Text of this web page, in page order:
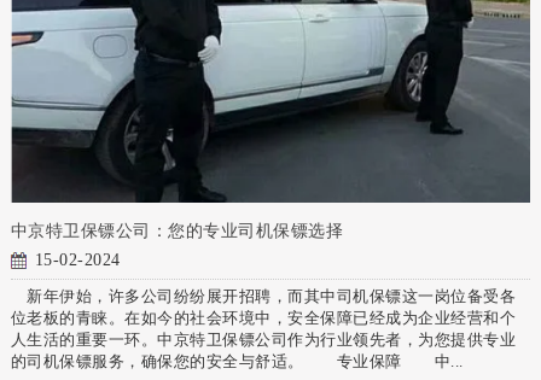
中京特卫保镖公司：您的专业司机保镖选择
15-02-2024
新年伊始，许多公司纷纷展开招聘，而其中司机保镖这一岗位备受各
位老板的青睐。在如今的社会环境中，安全保障已经成为企业经营和个
人生活的重要一环。中京特卫保镖公司作为行业领先者，为您提供专业
的司机保镖服务，确保您的安全与舒适。 专业保障 中...